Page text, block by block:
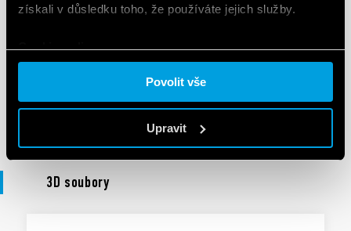
získali v důsledku toho, že používáte jejich služby.
Cookie policy.
Povolit vše
Upravit
DoC 55 Series
EN|| .PDF
3D soubory